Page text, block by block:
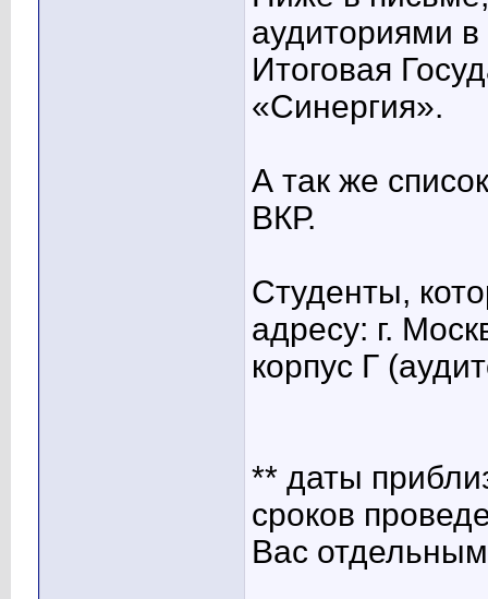
аудиториями в
Итоговая
«Синергия».
А так же
ВКР.
Студенты,
адресу: г.
корпус Г
** даты
сроков
Вас